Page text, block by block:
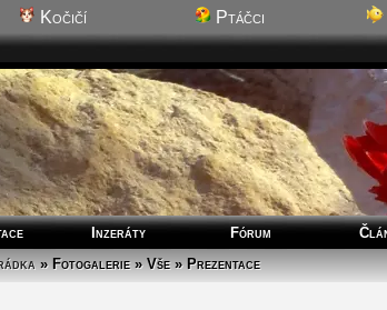
Kočičí Ptáčci
Inzeráty Fórum
»Fotogalerie » Vše » Prezentace